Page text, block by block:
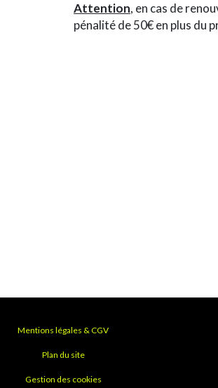
Attention, en cas de
pénalité de 50€ en plus du
Mentions légales & CGV
Plan du site
Gestion des cookies